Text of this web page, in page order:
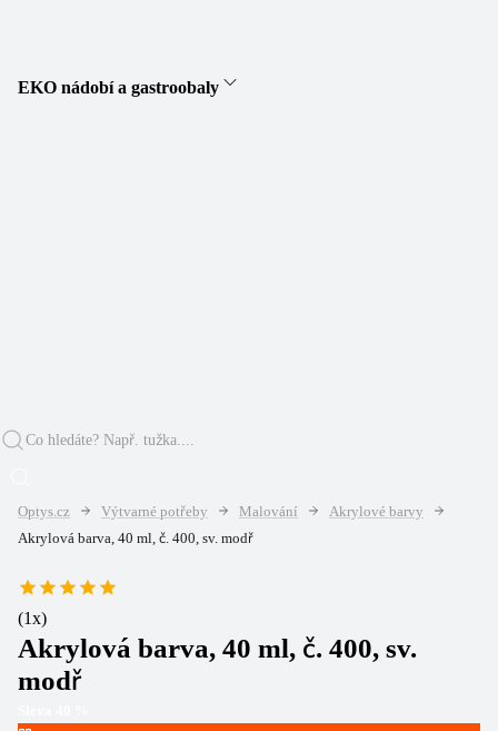
EKO nádobí a gastroobaly
Optys.cz Výtvarné potřeby Malování
Akrylové barvy
Akrylová barva, 40 ml, č. 400, sv. modř
(1x)
Akrylová barva, 40 ml, č. 400, sv.
modř